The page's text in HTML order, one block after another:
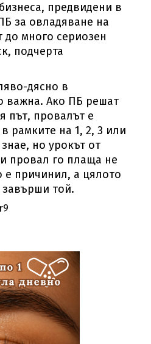
предвидени в
за овладяване на
до много сериозен
подчерта
дясно в
важна. Ако ПБ решат
път, провалът е
рамките на 1, 2, 3 или
но урокът от
провал го плаща не
е причинил, а цялото
той.